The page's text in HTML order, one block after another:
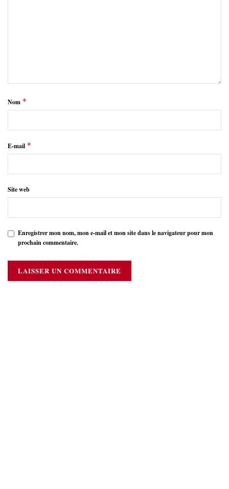
Nom *
E-mail *
Site web
Enregistrer mon nom, mon e-mail et mon site dans le navigateur pour mon
prochain commentaire.